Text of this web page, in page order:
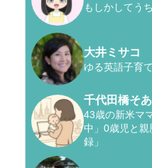
もしかしてう
大井ミサコ
ゆる英語子育て
千代田橋そあ
43歳の新米マ
中」0歳児と
録」